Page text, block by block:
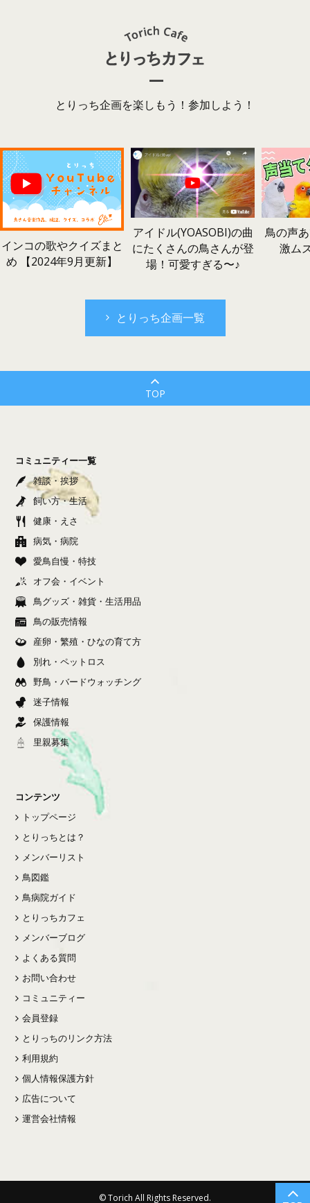
とりっち企画を楽しもう！参加しよう！
インコの歌やクイズまと
め 【2024年9月更新】
アイドル(YOASOBI)の曲
にたくさんの鳥さんが登
場！可愛すぎる〜♪
鳥の声
激ム
とりっち企画一覧
TOP
コミュニティー一覧
雑談・挨拶
飼い方・生活
健康・えさ
病気・病院
愛鳥自慢・特技
オフ会・イベント
鳥グッズ・雑貨・生活用品
鳥の販売情報
産卵・繁殖・ひなの育て方
別れ・ペットロス
野鳥・バードウォッチング
迷子情報
保護情報
里親募集
コンテンツ
トップページ
とりっちとは？
メンバーリスト
鳥図鑑
鳥病院ガイド
とりっちカフェ
メンバーブログ
よくある質問
お問い合わせ
コミュニティー
会員登録
とりっちのリンク方法
利用規約
個人情報保護方針
広告について
運営会社情報
© Torich All Rights Reserved.